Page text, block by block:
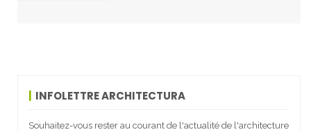
INFOLETTRE ARCHITECTURA
Souhaitez-vous rester au courant de l'actualité de l'architecture